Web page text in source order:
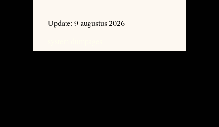
Update: 9 augustus 2026